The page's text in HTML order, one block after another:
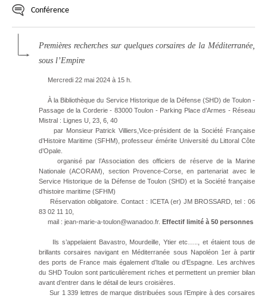
Conférence
Premières recherches sur quelques corsaires de la Méditerranée,
sous l’Empire
Mercredi 22 mai 2024 à 15 h.
À la Bibliothèque du Service Historique de la Défense (SHD) de Toulon -
Passage de la Corderie - 83000 Toulon - Parking Place d’Armes - Réseau
Mistral : Lignes U, 23, 6, 40
par Monsieur Patrick Villiers,Vice-président de la Société Française
d’Histoire Maritime (SFHM), professeur émérite Université du Littoral Côte
d’Opale.
organisé par l’Association des officiers de réserve de la Marine
Nationale (ACORAM), section Provence-Corse, en partenariat avec le
Service Historique de la Défense de Toulon (SHD) et la Société française
d’histoire maritime (SFHM)
Réservation obligatoire. Contact : ICETA (er) JM BROSSARD, tel : 06
83 02 11 10,
mail : jean-marie-a-toulon@wanadoo.fr. Effectif limité à 50 personnes
Ils s’appelaient Bavastro, Mourdeille, Ytier etc….., et étaient tous de
brillants corsaires navigant en Méditerranée sous Napoléon 1er à partir
des ports de France mais également d’Italie ou d’Espagne. Les archives
du SHD Toulon sont particulièrement riches et permettent un premier bilan
avant d’entrer dans le détail de leurs croisières.
Sur 1 339 lettres de marque distribuées sous l’Empire à des corsaires